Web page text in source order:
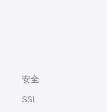
安全
SSL